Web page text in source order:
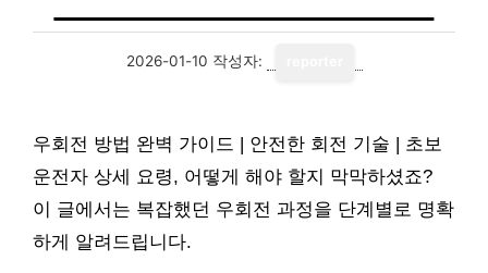
2026-01-10 작성자:
우회전 방법 완벽 가이드 | 안전한 회전 기술 | 초보
운전자 상세 요령, 어떻게 해야 할지 막막하셨죠?
이 글에서는 복잡했던 우회전 과정을 단계별로 명확
하게 알려드립니다.